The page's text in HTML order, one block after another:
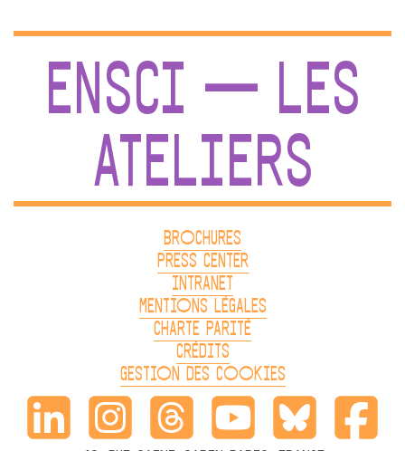
ENSCI — LES
ATELIERS
BROCHURES
PRESS CENTER
INTRANET
MENTIONS LÉGALES
CHARTE PARITÉ
CRÉDITS
GESTION DES COOKIES